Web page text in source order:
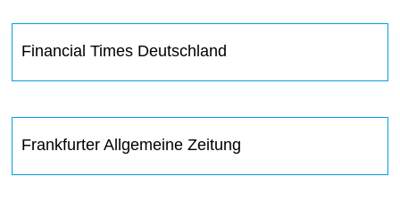
Financial Times Deutschland
Frankfurter Allgemeine Zeitung